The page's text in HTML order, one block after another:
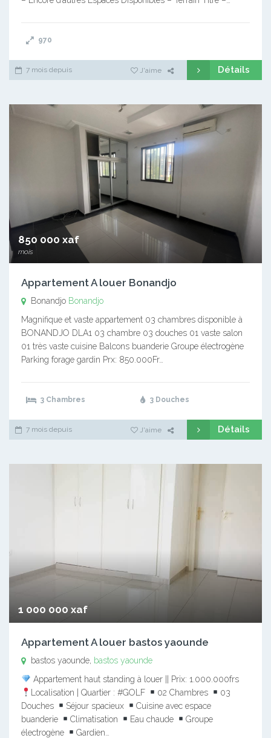
970
7 mois depuis J'aime Détails
850 000 xaf
mois
Appartement A louer Bonandjo
Bonandjo Bonandjo
Magnifique et vaste appartement 03 chambres disponible à
BONANDJO DLA1 03 chambre 03 douches 01 vaste salon
01 très vaste cuisine Balcons buanderie Groupe électrogène
Parking forage gardin Prx: 850.000Fr…
3 Chambres 3 Douches
7 mois depuis J'aime Détails
1 000 000 xaf
Appartement A louer bastos yaounde
bastos yaounde, bastos yaounde
Appartement haut standing à louer || Prix: 1.000.000frs
Localisation | Quartier : #GOLF
02 Chambres
03
Douches
Séjour spacieux
Cuisine avec espace
buanderie
Climatisation Eau chaude
Groupe
électrogène
Gardien…